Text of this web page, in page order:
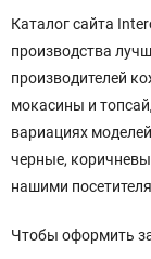
Каталог сайта
производства
производителей
мокасины и
вариациях
черные,
нашими
Чтобы оформить